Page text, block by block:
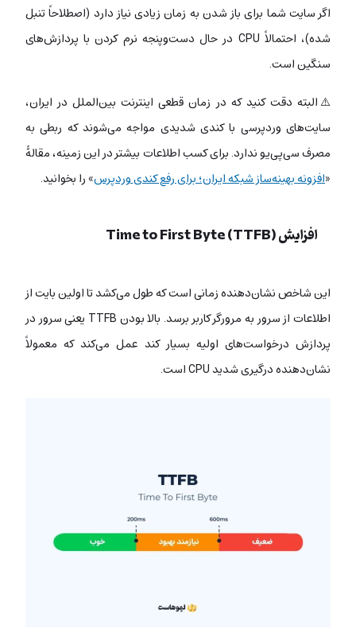
اگر سایت شما برای باز شدن به زمان زیادی نیاز دارد (اصطلاحاً تنبل
شده)، احتمالاً CPU در حال دست‌وپنجه نرم کردن با پردازش‌های
سنگین است.
⚠️البته دقت کنید که در زمان قطعی اینترنت بین‌الملل در ایران،
سایت‌های وردپرسی با کندی شدیدی مواجه می‌شوند که ربطی به
مصرف سی‌پی‌یو ندارد. برای کسب اطلاعات بیشتر در این زمینه، مقالۀ
«افزونه بهینه‌ساز شبکه ایران؛ برای رفع کندی وردپرس» را بخوانید.
افزایش Time to First Byte (TTFB)
این شاخص نشان‌دهنده زمانی است که طول می‌کشد تا اولین بایت از
اطلاعات از سرور به مرورگر کاربر برسد. بالا بودن TTFB یعنی سرور در
پردازش درخواست‌های اولیه بسیار کند عمل می‌کند که معمولاً
نشان‌دهنده درگیری شدید CPU است.